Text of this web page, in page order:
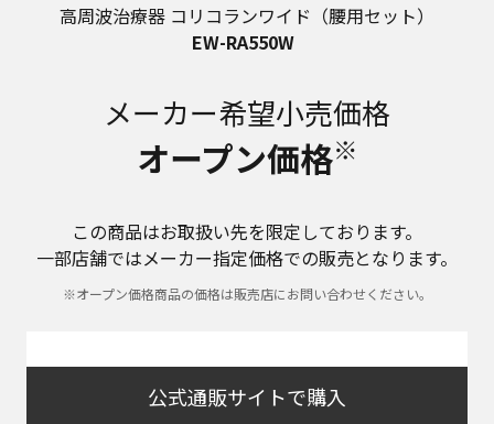
高周波治療器 コリコランワイド（腰用セット）
EW-RA550W
メーカー希望小売価格
オープン価格※
この商品はお取扱い先を限定しております。
一部店舗ではメーカー指定価格での販売となります。
※オープン価格商品の価格は販売店にお問い合わせください。
公式通販サイトで購入